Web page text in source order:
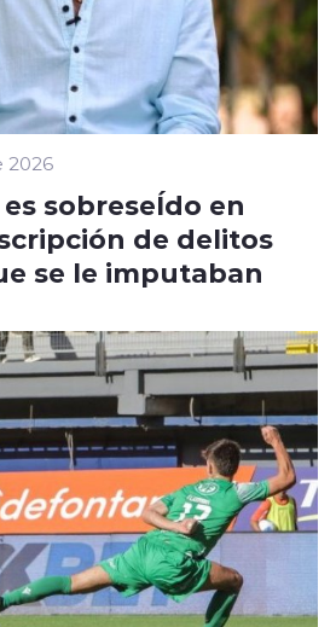
2026
sobreseÍdo en
de delitos
se le imputaban